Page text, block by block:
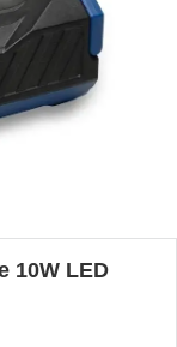
10W LED